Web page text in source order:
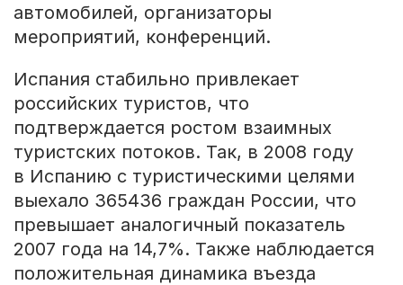
автомобилей, организаторы
мероприятий, конференций.
Испания стабильно привлекает
российских туристов, что
подтверждается ростом взаимных
туристских потоков. Так, в 2008 году
в Испанию с туристическими целями
выехало 365436 граждан России, что
превышает аналогичный показатель
2007 года на 14,7%. Также наблюдается
положительная динамика въезда